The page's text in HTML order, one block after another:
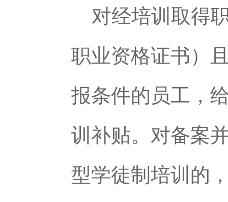
对经培训取得
职业资格证书）
报条件的员工，
训补贴。对备案
型学徒制培训的